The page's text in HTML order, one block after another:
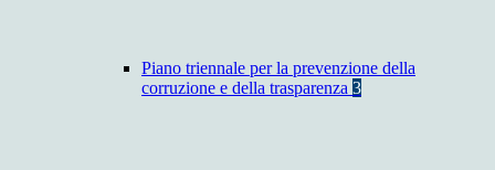
Piano triennale per la prevenzione della
corruzione e della trasparenza 3